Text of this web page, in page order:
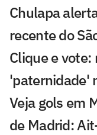
Chulapa
recente do
Clique e vote:
'paternidade'
Veja gols em
de Madrid: